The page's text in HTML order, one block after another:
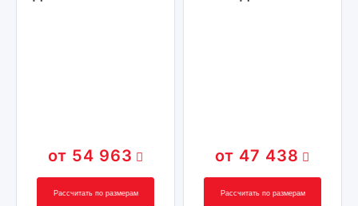
54 963
Рассчитать по размерам
47 438
Рассчитать по размерам